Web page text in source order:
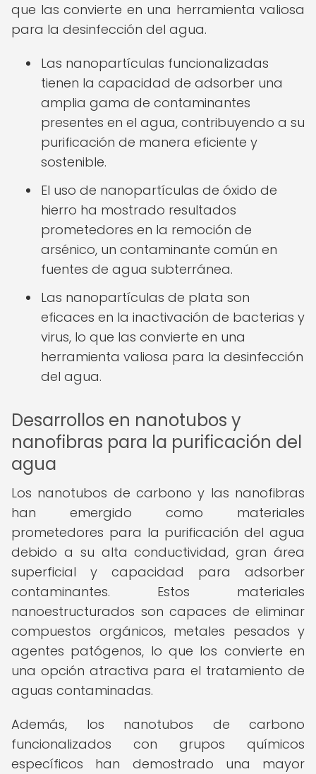
que las convierte en una herramienta valiosa
para la desinfección del agua.
Las nanopartículas funcionalizadas
tienen la capacidad de adsorber una
amplia gama de contaminantes
presentes en el agua, contribuyendo a su
purificación de manera eficiente y
sostenible.
El uso de nanopartículas de óxido de
hierro ha mostrado resultados
prometedores en la remoción de
arsénico, un contaminante común en
fuentes de agua subterránea.
Las nanopartículas de plata son
eficaces en la inactivación de bacterias y
virus, lo que las convierte en una
herramienta valiosa para la desinfección
del agua.
Desarrollos en nanotubos y
nanofibras para la purificación del
agua
Los nanotubos de carbono y las nanofibras
han emergido como materiales
prometedores para la purificación del agua
debido a su alta conductividad, gran área
superficial y capacidad para adsorber
contaminantes. Estos materiales
nanoestructurados son capaces de eliminar
compuestos orgánicos, metales pesados y
agentes patógenos, lo que los convierte en
una opción atractiva para el tratamiento de
aguas contaminadas.
Además, los nanotubos de carbono
funcionalizados con grupos químicos
específicos han demostrado una mayor